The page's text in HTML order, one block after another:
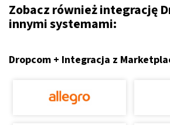
Zobacz również integrację
innymi systemami:
Dropcom + Integracja z